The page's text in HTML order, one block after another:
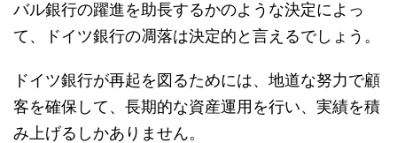
バル銀行の躍進を助長するかのような決定によっ
て、ドイツ銀行の凋落は決定的と言えるでしょう。
ドイツ銀行が再起を図るためには、地道な努力で顧
客を確保して、長期的な資産運用を行い、実績を積
み上げるしかありません。